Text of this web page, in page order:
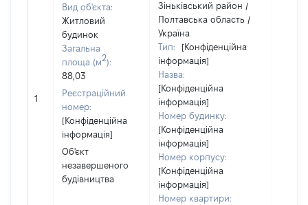
1
Вид об'єкта:
Житловий
будинок
Загальна
площа (м2):
88,03
Реєстраційний
номер:
[Конфіденційна
інформація]
Об'єкт
незавершеного
будівництва
Зіньківський район /
Полтавська область /
Україна
Тип:
[Конфіденційна
інформація]
Назва:
[Конфіденційна
інформація]
Номер будинку:
[Конфіденційна
інформація]
Номер корпусу:
[Конфіденційна
інформація]
Номер квартири: